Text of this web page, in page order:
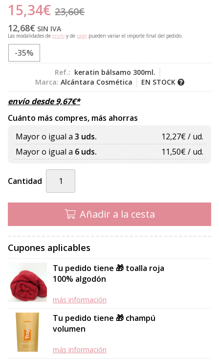
15,34€ 23,60€
12,68€ SIN IVA
Las modalidades de envío y de pago pueden variar el importe final del pedido.
-35%
Ref.: keratin bálsamo 300ml.
Marca: Alcántara Cosmética EN STOCK
envío desde9,67€*
Cuánto más compres, más ahorras
Mayor o igual a 3 uds. 12,27€ / ud.
Mayor o igual a 6 uds. 11,50€ / ud.
Cantidad
Añadir a la cesta
Cupones aplicables
Tu pedido tiene 🎁 toalla roja
100% algodón
más información
Tu pedido tiene 🎁 champú
volumen
más información